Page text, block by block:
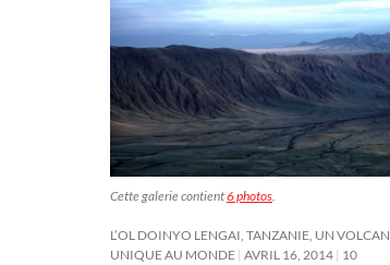
Cette galerie contient6 photos.
L’OL DOINYO LENGAI, TANZANIE, UN VOLCAN
UNIQUE AU MONDE AVRIL 16, 2014 10